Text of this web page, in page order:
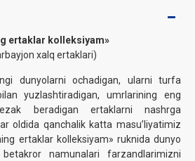
ertaklar kolleksiyam»‎
xalq ertaklari)
dunyolarni ochadigan, ularni turfa
yuzlashtiradigan, umrlarining eng
beradigan ertaklarni nashrga
oldida qanchalik katta masuʼliyatimiz
ertaklar kolleksiyam» ruknida dunyo
namunalari farzandlarimizni